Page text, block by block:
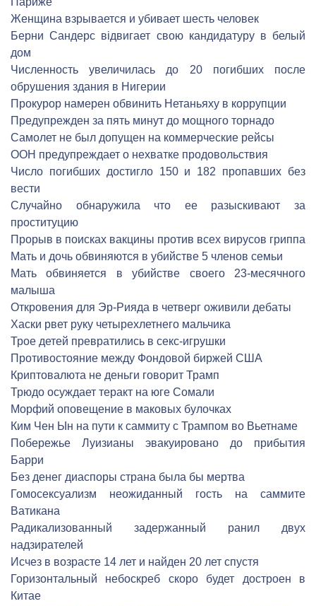
Женщина взрывается и убивает шесть человек
Берни Сандерс відвигает свою кандидатуру в белый
дом
Численность увеличилась до 20 погибших после
обрушения здания в Нигерии
Прокурор намерен обвинить Нетаньяху в коррупции
Предупрежден за пять минут до мощного торнадо
Самолет не был допущен на коммерческие рейсы
ООН предупреждает о нехватке продовольствия
Число погибших достигло 150 и 182 пропавших без
вести
Cлучайно обнаружила что ее разыскивают за
проституцию
Прорыв в поисках вакцины против всех вирусов гриппа
Мать и дочь обвиняются в убийстве 5 членов семьи
Мать обвиняется в убийстве своего 23-месячного
малыша
Откровения для Эр-Рияда в четверг оживили дебаты
Хаски рвет руку четырехлетнего мальчика
Трое детей превратились в секс-игрушки
Противостояние между Фондовой биржей США
Криптовалюта не деньги говорит Трамп
Трюдо осуждает теракт на юге Сомали
Морфий оповещение в маковых булочках
Ким Чен Ын на пути к саммиту с Трампом во Вьетнаме
Побережье Луизианы эвакуировано до прибытия
Барри
Без денег диаспоры страна была бы мертва
Гомосексуализм неожиданный гость на саммите
Ватикана
Радикализованный задержанный ранил двух
надзирателей
Исчез в возрасте 14 лет и найден 20 лет спустя
Горизонтальный небоскреб скоро будет достроен в
Китае